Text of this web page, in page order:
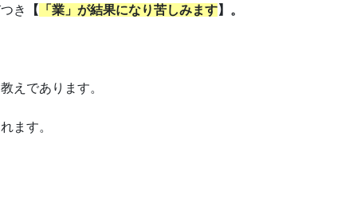
き 【 「業」が結果になり苦しみます】。
えであります。
ます。